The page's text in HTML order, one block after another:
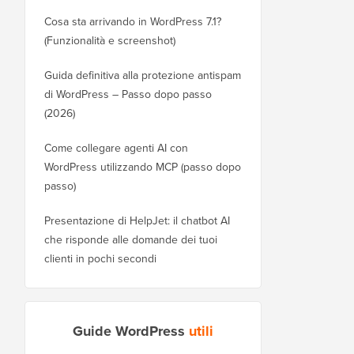
Cosa sta arrivando in WordPress 7.1?
(Funzionalità e screenshot)
Guida definitiva alla protezione antispam
di WordPress – Passo dopo passo
(2026)
Come collegare agenti AI con
WordPress utilizzando MCP (passo dopo
passo)
Presentazione di HelpJet: il chatbot AI
che risponde alle domande dei tuoi
clienti in pochi secondi
Guide WordPress utili